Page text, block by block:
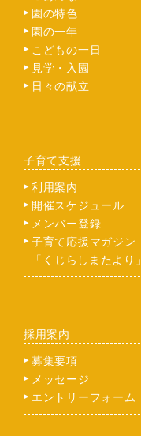
園の特色
園の一年
こどもの一日
見学・入園
日々の献立
子育て支援
利用案内
開催スケジュール
メンバー登録
子育て応援マガジン
「くじらしまたより」
採用案内
募集要項
メッセージ
エントリーフォーム